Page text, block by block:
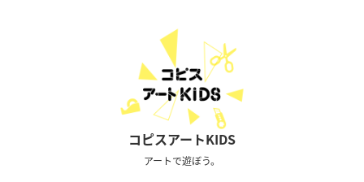
コピスアートKIDS
アートで遊ぼう。